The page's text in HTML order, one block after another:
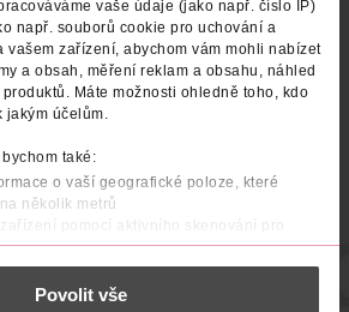
vaše údaje (jako např. číslo IP)
např. souborů cookie pro uchování a
vašem zařízení, abychom vám mohli nabízet
a obsah, měření reklam a obsahu, náhled
Máte možnosti ohledně toho, kdo
jakým účelům.
také:
o vaší geografické poloze, které
několik metrů
pomocí aktivního skenování pro
(otisk prstu)
vaše osobní údaje, a nastavte
. Svůj souhlas můžete kdykoliv
Povolit vše
100 ks
109 Kč
Carefree
99.90 Kč
DO KOŠÍKU